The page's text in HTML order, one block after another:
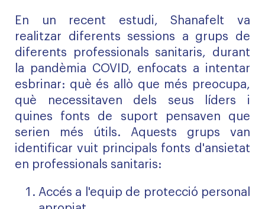
En un recent estudi, Shanafelt va
realitzar diferents sessions a grups de
diferents professionals sanitaris, durant
la pandèmia COVID, enfocats a intentar
esbrinar: què és allò que més preocupa,
què necessitaven dels seus líders i
quines fonts de suport pensaven que
serien més útils. Aquests grups van
identificar vuit principals fonts d'ansietat
en professionals sanitaris:
Accés a l'equip de protecció personal